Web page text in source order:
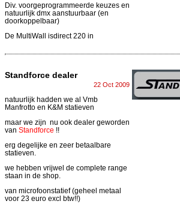
Div. voorgeprogrammeerde keuzes en
natuurlijk dmx aanstuurbaar (en
doorkoppelbaar)
De MultiWall isdirect 220 in
Standforce dealer
22 Oct 2009
natuurlijk hadden we al Vmb
Manfrotto en K&M statieven
maar we zijn nu ook dealer geworden
van Standforce !!
erg degelijke en zeer betaalbare
statieven.
we hebben vrijwel de complete range
staan in de shop.
van microfoonstatief (geheel metaal
voor 23 euro excl btw!!)